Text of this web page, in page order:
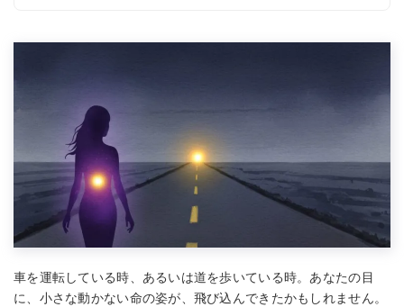
車を運転している時、あるいは道を歩いている時。あなたの目
に、小さな動かない命の姿が、飛び込んできたかもしれません。